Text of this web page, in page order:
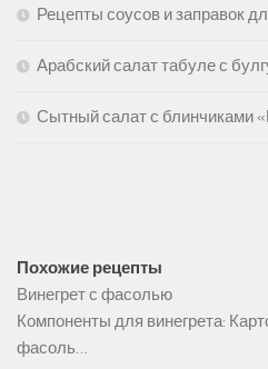
Рецепты соусов и заправок
Арабский салат табуле с
Сытный салат с блинчиками
Похожие рецепты
Винегрет с фасолью
Компоненты для винегрета:
фасоль…